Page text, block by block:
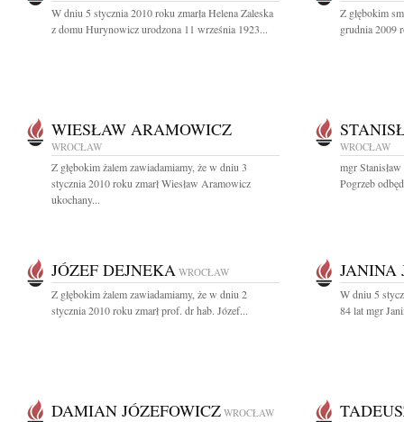
W dniu 5 stycznia 2010 roku zmarła Helena Zaleska
z domu Hurynowicz urodzona 11 września 1923...
Z głębokim
grudnia 2009
WIESŁAW ARAMOWICZ
WROCŁAW
Z głębokim żalem zawiadamiamy, że w dniu 3
stycznia 2010 roku zmarł Wiesław Aramowicz
ukochany...
WROCŁAW
mgr
Pogrzeb
JÓZEF DEJNEKA WROCŁAW
Z głębokim żalem zawiadamiamy, że w dniu 2
stycznia 2010 roku zmarł prof. dr hab. Józef...
JANINA
W dniu 5
84 lat mgr
DAMIAN JÓZEFOWICZ WROCŁAW